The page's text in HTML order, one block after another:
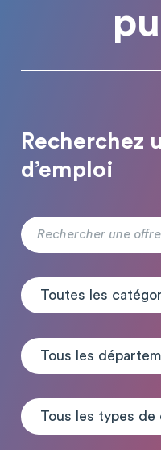
Recherchez
d’emploi
Toutes les
Tous les
Tous les types de